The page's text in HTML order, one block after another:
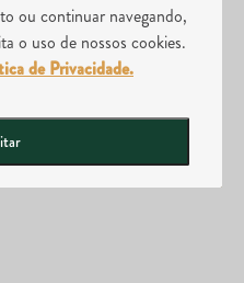
ou continuar navegando,
o uso de nossos cookies.
de Privacidade.
a troca?